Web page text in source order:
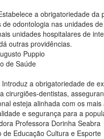
Estabelece a obrigatoriedade da
de odontologia nas unidades
unidades hospitalares de
outras providências.
Puppio
de Saúde
Introduz a obrigatoriedade de
cirurgiões-dentistas,
esteja alinhada com os mais
e segurança para a
Professora Dorinha Seabra
de Educação Cultura e Esporte